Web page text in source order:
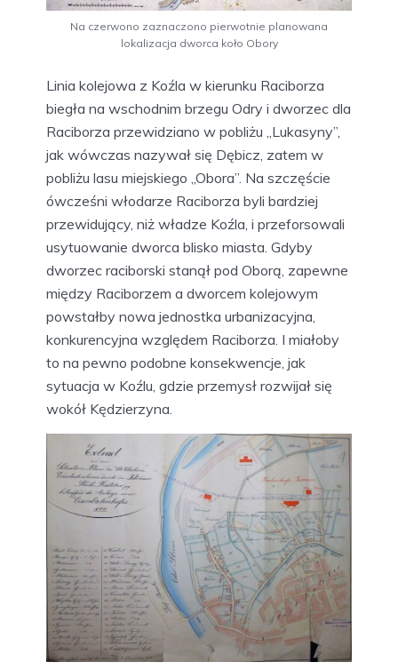
Na czerwono zaznaczono pierwotnie planowana
lokalizacja dworca koło Obory
Linia kolejowa z Koźla w kierunku Raciborza
biegła na wschodnim brzegu Odry i dworzec dla
Raciborza przewidziano w pobliżu „Lukasyny”,
jak wówczas nazywał się Dębicz, zatem w
pobliżu lasu miejskiego „Obora”. Na szczęście
ówcześni włodarze Raciborza byli bardziej
przewidujący, niż władze Koźla, i przeforsowali
usytuowanie dworca blisko miasta. Gdyby
dworzec raciborski stanął pod Oborą, zapewne
między Raciborzem a dworcem kolejowym
powstałby nowa jednostka urbanizacyjna,
konkurencyjna względem Raciborza. I miałoby
to na pewno podobne konsekwencje, jak
sytuacja w Koźlu, gdzie przemysł rozwijał się
wokół Kędzierzyna.